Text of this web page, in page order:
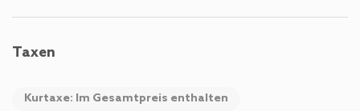
Taxen
Kurtaxe: Im Gesamtpreis enthalten